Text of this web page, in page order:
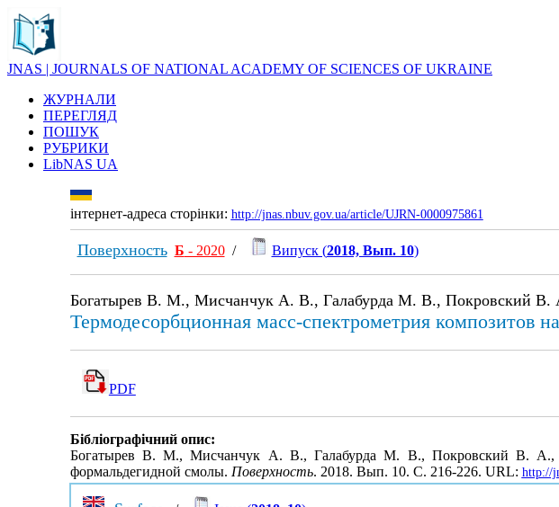
JNAS | JOURNALS OF NATIONAL ACADEMY OF SCIENCES OF UKRAINE
ЖУРНАЛИ
ПЕРЕГЛЯД
ПОШУК
РУБРИКИ
LibNAS UA
інтернет-адреса сторінки: http://jnas.nbuv.gov.ua/article/UJRN-0000975861
Поверхность Б - 2020/ Випуск (2018, Вып. 10)
Богатырев В. М., Мисчанчук А. В., Галабурда М. В., Покровский
Термодесорбционная масс-спектрометрия композитов
PDF
Бібліографічний опис:
Богатырев В. М., Мисчанчук А. В., Галабурда М. В., Покровский В. А.,
формальдегидной смолы. Поверхность. 2018. Вып. 10. С. 216-226. URL: http://